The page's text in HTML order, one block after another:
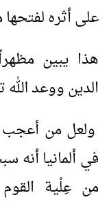
على أثره لفتحها
هذا يبين
الدين ووعد
ولعل من أعجب
في ألمانيا أنه
من عِلْية